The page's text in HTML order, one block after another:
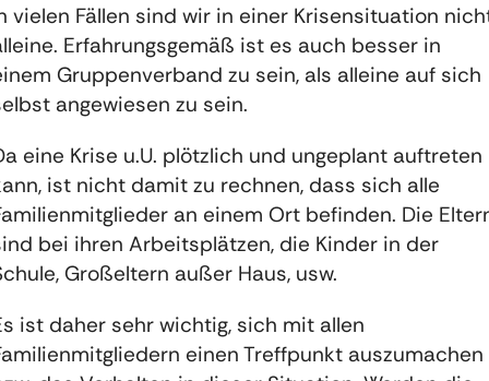
vielen Fällen sind wir in einer Krisensituation
Erfahrungsgemäß ist es auch besser in
Gruppenverband zu sein, als alleine auf sich
angewiesen zu sein.
eine Krise u.U. plötzlich und ungeplant auftreten
ist nicht damit zu rechnen, dass sich alle
an einem Ort befinden. Die
bei ihren Arbeitsplätzen, die Kinder in der
Großeltern außer Haus, usw.
ist daher sehr wichtig, sich mit allen
einen Treffpunkt auszumachen